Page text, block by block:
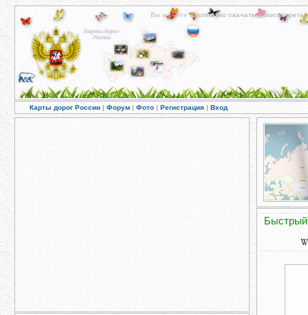
Вы можетебесплатно скачатьипосмотреть
Наш сайт
Карты дорог России | Форум | Фото | Регистрация | Вход
Быстрый